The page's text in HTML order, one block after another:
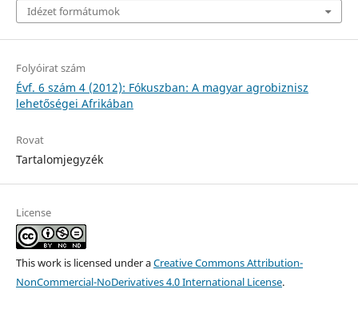
Idézet formátumok
Folyóirat szám
Évf. 6 szám 4 (2012): Fókuszban: A magyar agrobiznisz
lehetőségei Afrikában
Rovat
Tartalomjegyzék
License
This work is licensed under aCreative Commons Attribution-
NonCommercial-NoDerivatives 4.0 International License.